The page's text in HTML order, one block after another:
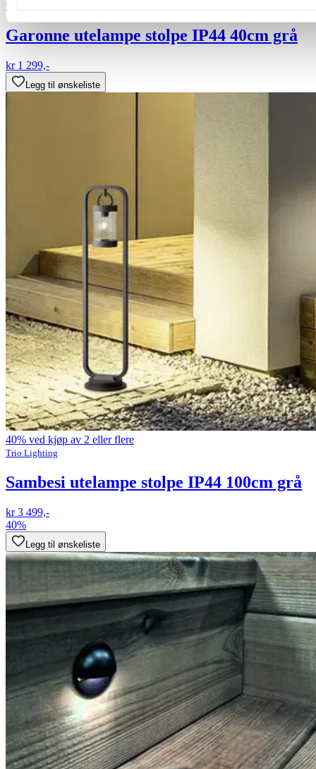
Trio Lighting
Garonne utelampe stolpe IP44 40cm grå
kr 1 299,-
Legg til ønskeliste
40% ved kjøp av 2 eller flere
Trio Lighting
Sambesi utelampe stolpe IP44 100cm grå
kr 3 499,-
40%
Legg til ønskeliste